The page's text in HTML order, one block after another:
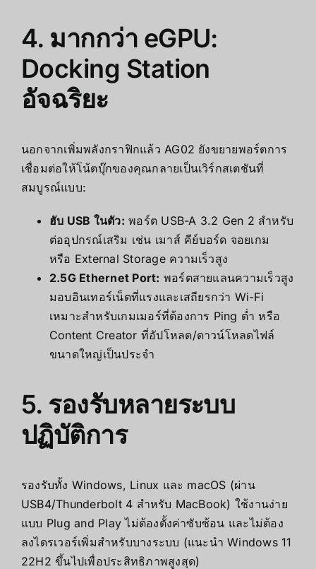
4. มากกว่า eGPU:
Docking Station
อัจฉริยะ
นอกจากเพิ่มพลังกราฟิกแล้ว AG02 ยังขยายพอร์ตการ
เชื่อมต่อให้โน้ตบุ๊กของคุณกลายเป็นเวิร์กสเตชันที่
สมบูรณ์แบบ:
ฮับ USB ในตัว: พอร์ต USB-A 3.2 Gen 2 สำหรับ
ต่ออุปกรณ์เสริม เช่น เมาส์ คีย์บอร์ด จอยเกม
หรือ External Storage ความเร็วสูง
2.5G Ethernet Port: พอร์ตสายแลนความเร็วสูง
มอบอินเทอร์เน็ตที่แรงและเสถียรกว่า Wi-Fi
เหมาะสำหรับเกมเมอร์ที่ต้องการ Ping ต่ำ หรือ
Content Creator ที่อัปโหลด/ดาวน์โหลดไฟล์
ขนาดใหญ่เป็นประจำ
5. รองรับหลายระบบ
ปฏิบัติการ
รองรับทั้ง Windows, Linux และ macOS (ผ่าน
USB4/Thunderbolt 4 สำหรับ MacBook) ใช้งานง่าย
แบบ Plug and Play ไม่ต้องตั้งค่าซับซ้อน และไม่ต้อง
ลงไดรเวอร์เพิ่มสำหรับบางระบบ (แนะนำ Windows 11
22H2 ขึ้นไปเพื่อประสิทธิภาพสูงสุด)